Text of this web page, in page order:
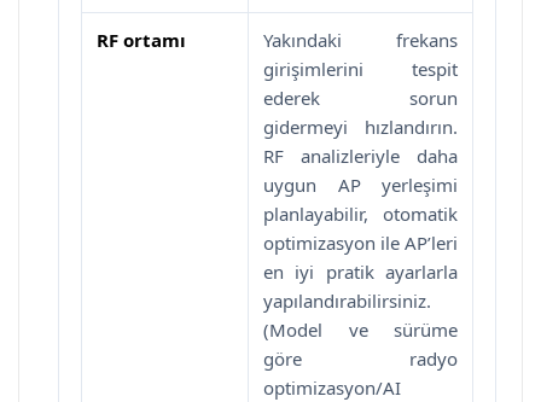
RF ortamı
Yakındaki frekans
girişimlerini tespit
ederek sorun
gidermeyi hızlandırın.
RF analizleriyle daha
uygun AP yerleşimi
planlayabilir, otomatik
optimizasyon ile AP’leri
en iyi pratik ayarlarla
yapılandırabilirsiniz.
(Model ve sürüme
göre radyo
optimizasyon/AI